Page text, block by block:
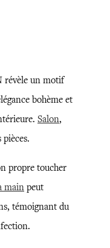
révèle un motif
bohème et
Salon,
propre toucher
mainpeut
témoignant du